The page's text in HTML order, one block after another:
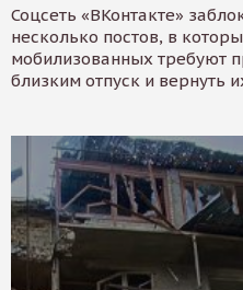
Соцсеть «ВКонтакте»
несколько постов, в
мобилизованных требуют
близким отпуск и вернуть